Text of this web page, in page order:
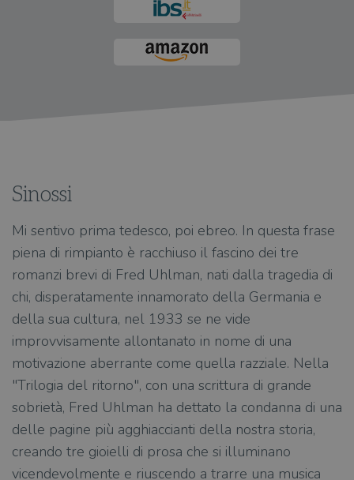
Sinossi
Mi sentivo prima tedesco, poi ebreo. In questa frase
piena di rimpianto è racchiuso il fascino dei tre
romanzi brevi di Fred Uhlman, nati dalla tragedia di
chi, disperatamente innamorato della Germania e
della sua cultura, nel 1933 se ne vide
improvvisamente allontanato in nome di una
motivazione aberrante come quella razziale. Nella
"Trilogia del ritorno", con una scrittura di grande
sobrietà, Fred Uhlman ha dettato la condanna di una
delle pagine più agghiaccianti della nostra storia,
creando tre gioielli di prosa che si illuminano
vicendevolmente e riuscendo a trarre una musica